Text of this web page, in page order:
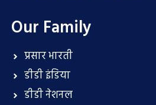
Our Family
प्रसार भारती
डीडी इंडिया
डीडी नेशनल